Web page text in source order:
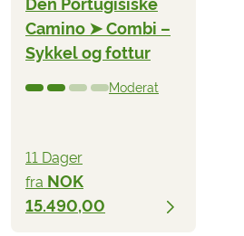
Den Portugisiske
Camino ➤ Combi –
Sykkel og fottur
Moderat
11 Dager
fra NOK
15.490,00